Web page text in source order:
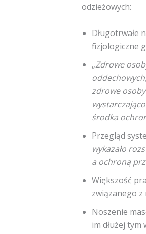
odzieżowych:
Długotrwałe
fizjologiczne
„Zdrowe
zdrowe
środka
Przegląd
wykazało
a ochroną
Większość
związanego
Noszenie
im dłużej